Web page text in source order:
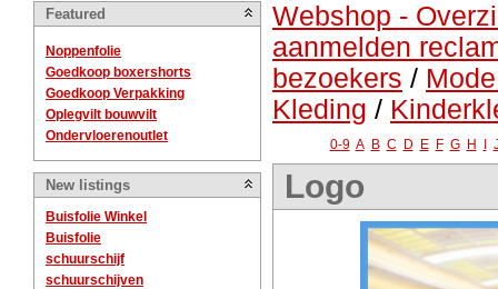
Featured
Noppenfolie
Goedkoop boxershorts
Goedkoop Verpakking
Oplegvilt bouwvilt
Ondervloerenoutlet
New listings
Buisfolie Winkel
Buisfolie
schuurschijf
schuurschijven
Webshop -
aanmelden
bezoekers /
Kleding /
0-9 A B C D E F G H
Logo